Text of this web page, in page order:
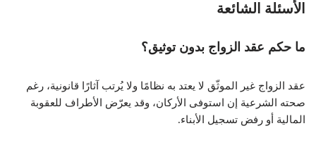
الأسئلة الشائعة
ما حكم عقد الزواج بدون توثيق؟
عقد الزواج غير الموثّق لا يعتد به نظامًا ولا يُرتب آثارًا قانونية، رغم
صحته الشرعية إن استوفى الأركان، وقد يعرّض الأطراف للعقوبة
المالية أو رفض تسجيل الأبناء.